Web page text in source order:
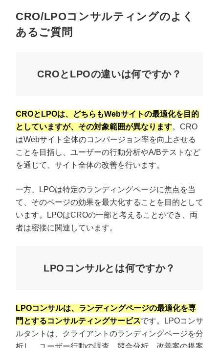
プロに無料相談をする 会社概要資料をダウ
StockSun株式会社〒160-0023 東京都新宿区西新宿3丁目8番3号 新都心
サイトマッププライバシーポリシー
CRO/LPOコンサルティングのよく
あるご質問
CROとLPOの違いは何ですか？
CROとLPOは、どちらもWebサイトの最適化を目的
としていますが、その対象範囲が異なります。CRO
はWebサイト全体のコンバージョン率を向上させる
ことを目指し、ユーザーの行動分析やA/Bテストなど
を通じて、サイト全体の改善を行います。
一方、LPOは特定のランディングページに焦点を当
て、そのページの効果を最大化することを目的として
います。LPOはCROの一部と考えることができ、両
者は密接に関連しています。
LPOコンサルとは何ですか？
LPOコンサルは、ランディングページの最適化を専
門とするコンサルティングサービスです。LPOコンサ
ルタントは、クライアントのランディングページを分
析し、ユーザー行動の調査、競合分析、改善案の提案